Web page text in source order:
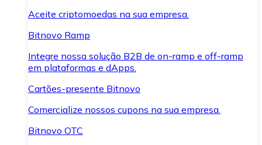
Aceite criptomoedas na sua empresa.
Bitnovo Ramp
Integre nossa solução B2B de on-ramp e off-ramp
em plataformas e dApps.
Cartões-presente Bitnovo
Comercialize nossos cupons na sua empresa.
Bitnovo OTC